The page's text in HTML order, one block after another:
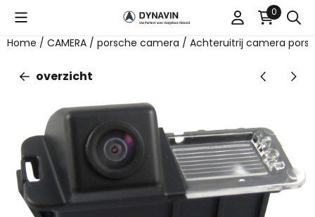
Cookievoorkeuren zijn beschikbaar. Kies instellingen of
0
Home / CAMERA / porsche camera / Achteruitrij camera
overzicht